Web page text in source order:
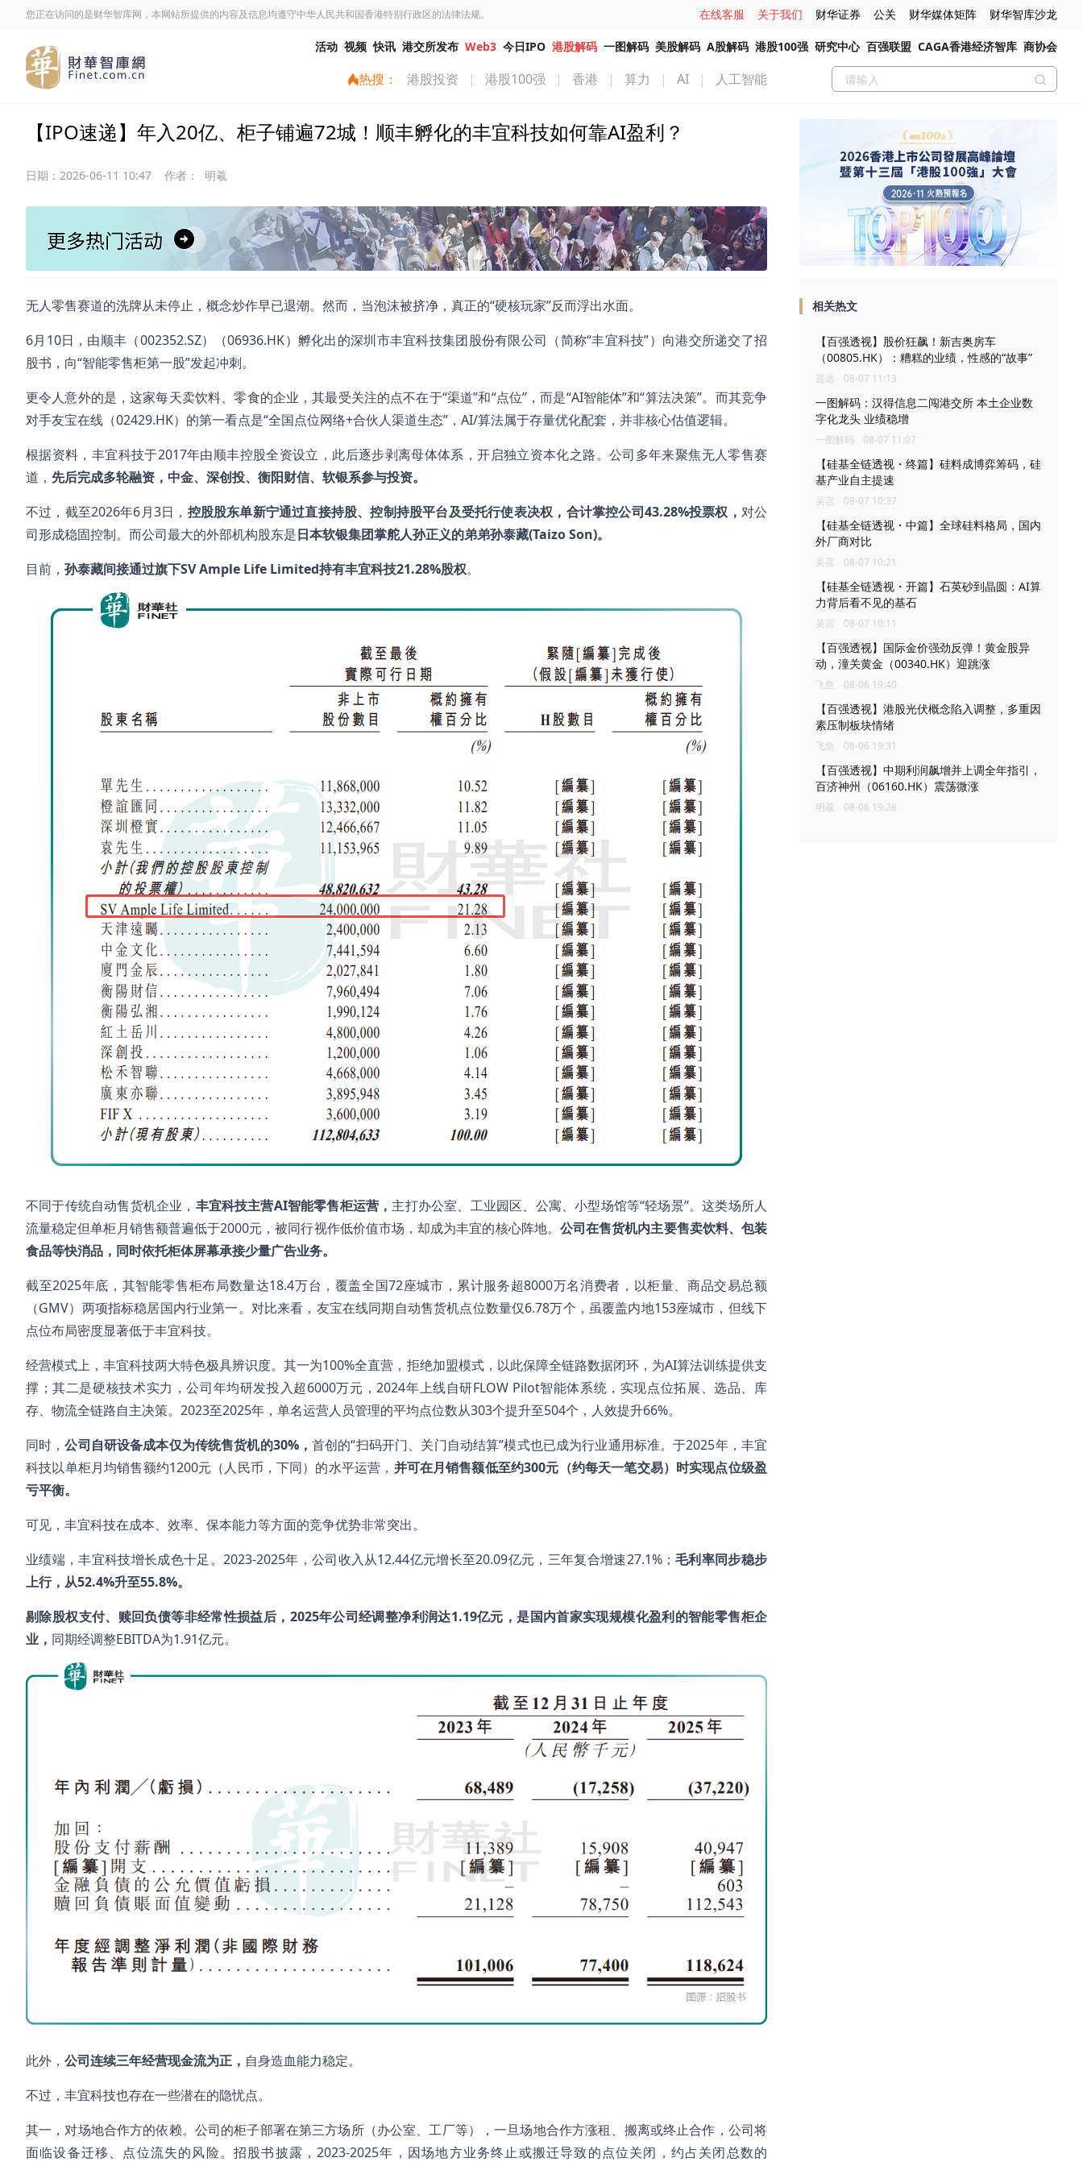
您正在访问的是财华智库网，本网站所提供的内容及信息均遵守中华人民共和国香港特别行政区的法律法规。 在线客服 关于我们 财华证券 公关 财华媒体矩阵 财华智库沙龙
活动 视频 快讯 港交所发布 Web3 今日IPO 港股解码 一图解码 美股解码 A股解码 港股100强 研究中心 百强联盟 CAGA香港经济智库 商协会
热搜： 港股投资 | 港股100强 | 香港 | 算力 | AI | 人工智能
【IPO速递】年入20亿、柜子铺遍72城！顺丰孵化的丰宜科技如何靠AI盈利？
日期： 2026-06-11 10:47 作者： 明羲
无人零售赛道的洗牌从未停止，概念炒作早已退潮。然而，当泡沫被挤净，真正的“硬核玩家”反而浮出水面。
6月10日，由顺丰（002352.SZ）（06936.HK）孵化出的深圳市丰宜科技集团股份有限公司（简称“丰宜科技”）向港交所递交了招
股书，向“智能零售柜第一股”发起冲刺。
更令人意外的是，这家每天卖饮料、零食的企业，其最受关注的点不在于“渠道”和“点位”，而是“AI智能体”和“算法决策”。而其竞争
对手友宝在线（02429.HK）的第一看点是“全国点位网络+合伙人渠道生态”，AI/算法属于存量优化配套，并非核心估值逻辑。
根据资料，丰宜科技于2017年由顺丰控股全资设立，此后逐步剥离母体体系，开启独立资本化之路。公司多年来聚焦无人零售赛
道， 先后完成多轮融资，中金、深创投、衡阳财信、软银系参与投资。
不过，截至2026年6月3日， 控股股东单新宁通过直接持股、控制持股平台及受托行使表决权，合计掌控公司43.28%投票权， 对公
司形成稳固控制。而公司最大的外部机构股东是日本软银集团掌舵人孙正义的弟弟孙泰藏(Taizo Son)。
目前， 孙泰藏间接通过旗下SV Ample Life Limited持有丰宜科技21.28%股权。
不同于传统自动售货机企业， 丰宜科技主营AI智能零售柜运营， 主打办公室、工业园区、公寓、小型场馆等“轻场景”。这类场所人
流量稳定但单柜月销售额普遍低于2000元，被同行视作低价值市场，却成为丰宜的核心阵地。 公司在售货机内主要售卖饮料、包装
食品等快消品，同时依托柜体屏幕承接少量广告业务。
截至2025年底，其智能零售柜布局数量达18.4万台，覆盖全国72座城市，累计服务超8000万名消费者，以柜量、商品交易总额
（GMV）两项指标稳居国内行业第一。对比来看，友宝在线同期自动售货机点位数量仅6.78万个，虽覆盖内地153座城市，但线下
点位布局密度显著低于丰宜科技。
经营模式上，丰宜科技两大特色极具辨识度。其一为100%全直营，拒绝加盟模式，以此保障全链路数据闭环，为AI算法训练提供支
撑；其二是硬核技术实力，公司年均研发投入超6000万元，2024年上线自研FLOW Pilot智能体系统，实现点位拓展、选品、库
存、物流全链路自主决策。2023至2025年，单名运营人员管理的平均点位数从303个提升至504个，人效提升66%。
同时，公司自研设备成本仅为传统售货机的30%，首创的“扫码开门、关门自动结算”模式也已成为行业通用标准。于2025年，丰宜
科技以单柜月均销售额约1200元（人民币，下同）的水平运营， 并可在月销售额低至约300元（约每天一笔交易）时实现点位级盈
亏平衡。
可见，丰宜科技在成本、效率、保本能力等方面的竞争优势非常突出。
业绩端，丰宜科技增长成色十足。2023-2025年，公司收入从12.44亿元增长至20.09亿元，三年复合增速27.1%； 毛利率同步稳步
上行，从52.4%升至55.8%。
剔除股权支付、赎回负债等非经常性损益后，2025年公司经调整净利润达1.19亿元，是国内首家实现规模化盈利的智能零售柜企
业， 同期经调整EBITDA为1.91亿元。
此外， 公司连续三年经营现金流为正， 自身造血能力稳定。
不过，丰宜科技也存在一些潜在的隐忧点。
其一，对场地合作方的依赖。公司的柜子部署在第三方场所（办公室、工厂等），一旦场地合作方涨租、搬离或终止合作，公司将
面临设备迁移、点位流失的风险。招股书披露，2023-2025年，因场地方业务终止或搬迁导致的点位关闭，约占关闭总数的
相关热文
【百强透视】股价狂飙！新吉奥房车
（00805.HK）：糟糕的业绩，性感的“故事”
遥远 08-07 11:13
一图解码：汉得信息二闯港交所 本土企业数
字化龙头 业绩稳增
一图解码 08-07 11:07
【硅基全链透视・终篇】硅料成博弈筹码，硅
基产业自主提速
吴言 08-07 10:37
【硅基全链透视・中篇】全球硅料格局，国内
外厂商对比
吴言 08-07 10:21
【硅基全链透视・开篇】石英砂到晶圆：AI算
力背后看不见的基石
吴言 08-07 10:11
【百强透视】国际金价强劲反弹！黄金股异
动，潼关黄金（00340.HK）迎跳涨
飞鱼 08-06 19:40
【百强透视】港股光伏概念陷入调整，多重因
素压制板块情绪
飞鱼 08-06 19:31
【百强透视】中期利润飙增并上调全年指引，
百济神州（06160.HK）震荡微涨
明羲 08-06 19:26